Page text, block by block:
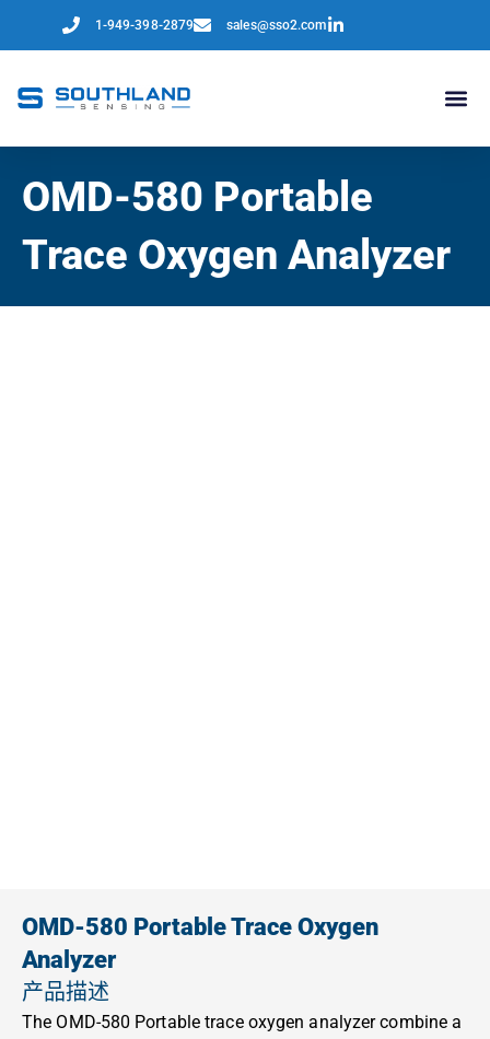
1-949-398-2879 sales@sso2.com
OMD-580 Portable
Trace Oxygen Analyzer
OMD-580 Portable Trace Oxygen
Analyzer
产品描述
The OMD-580 Portable trace oxygen analyzer combine a